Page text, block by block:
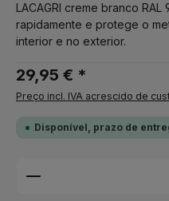
LACAGRI creme branco
rapidamente e protege o
interior e no exterior.
29,95 € *
Preço incl. IVA acrescido de
Disponível, prazo de
Quantidade do